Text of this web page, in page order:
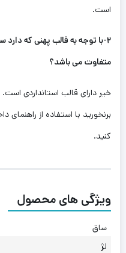
است.
۲-با توجه به قالب پهنی که
متفاوت می باشد؟
خیر دارای قالب استانداردی
برنخورید با استفاده از راهنمای
کنید.
ویژگی های محصول
ساق
لژ